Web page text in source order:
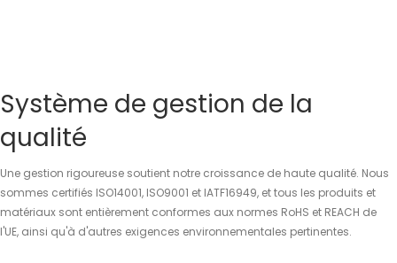
Système de gestion de la
qualité
Une gestion rigoureuse soutient notre croissance de haute qualité. Nous
sommes certifiés ISO14001, ISO9001 et IATF16949, et tous les produits et
matériaux sont entièrement conformes aux normes RoHS et REACH de
l'UE, ainsi qu'à d'autres exigences environnementales pertinentes.